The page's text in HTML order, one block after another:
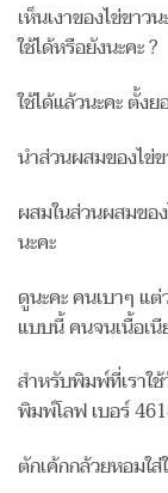
เห็นเงาของไข่ขาว
ใช้ได้หรือยังนะคะ ?
ใช้ได้แล้วนะคะ ตั้ง
นำส่วนผสมของไข่
ผสมในส่วนผสมขอ
นะคะ
ดูนะคะ คนเบาๆ แ
แบบนี้ คนจนเนื้อเ
สำหรับพิมพ์ที่เราใ
พิมพ์โลฟ เบอร์
ตักเค้กกล้วยหอมใ